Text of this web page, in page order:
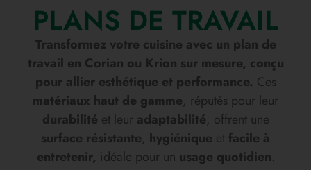
PLANS DE TRAVAIL
Transformez votre cuisine avec un plan de
travail en Corian ou Krion sur mesure, conçu
pour allier esthétique et performance. Ces
matériaux haut de gamme, réputés pour leur
durabilité et leur adaptabilité, offrent une
surface résistante, hygiénique et facile à
entretenir, idéale pour un usage quotidien.